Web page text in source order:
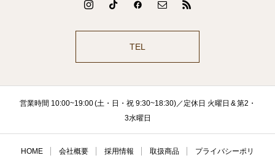
TEL
営業時間 10:00~19:00 (土・日・祝 9:30~18:30)／定休日 火曜日 & 第2・
3水曜日
HOME 会社概要 採用情報 取扱商品 プライバシーポリ